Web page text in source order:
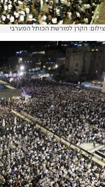
צילום: הקרן למורשת הכותל המערבי